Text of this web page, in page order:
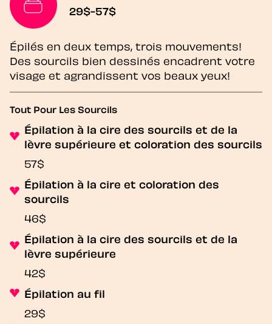
29$-57$
Épilés en deux temps, trois mouvements!
Des sourcils bien dessinés encadrent votre
visage et agrandissent vos beaux yeux!
Tout Pour Les Sourcils
Épilation à la cire des sourcils et de la
lèvre supérieure et coloration des sourcils
57$
Épilation à la cire et coloration des
sourcils
46$
Épilation à la cire des sourcils et de la
lèvre supérieure
42$
Épilation au fil
29$